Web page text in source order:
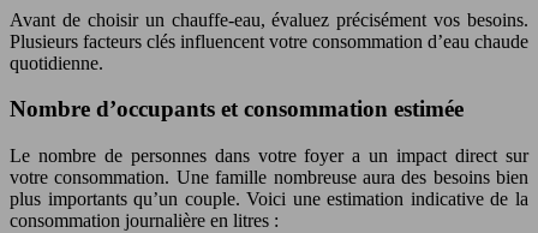
Avant de choisir un chauffe-eau, évaluez précisément vos besoins.
Plusieurs facteurs clés influencent votre consommation d’eau chaude
quotidienne.
Nombre d’occupants et consommation estimée
Le nombre de personnes dans votre foyer a un impact direct sur
votre consommation. Une famille nombreuse aura des besoins bien
plus importants qu’un couple. Voici une estimation indicative de la
consommation journalière en litres :